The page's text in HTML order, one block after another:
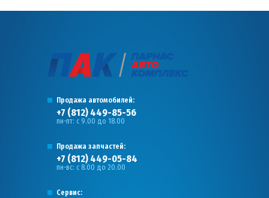
Продажа автомобилей:
+7 (812) 449-85-56
пн-пт: с 9.00 до 18.00
Продажа запчастей:
+7 (812) 449-05-84
пн-вс: с 8.00 до 20.00
Сервис: